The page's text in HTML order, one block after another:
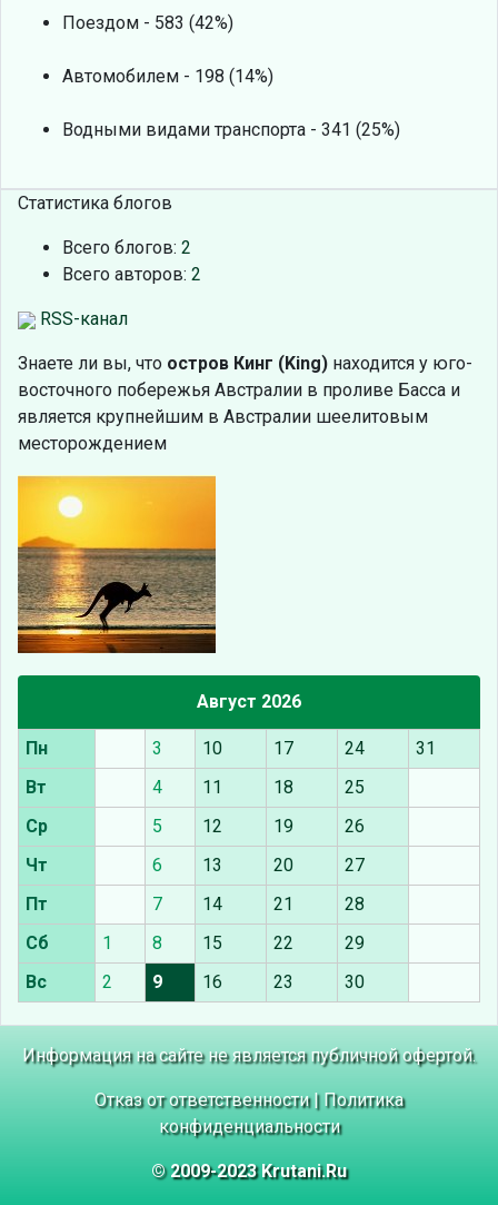
Поездом - 583 (42%)
Автомобилем - 198 (14%)
Водными видами транспорта - 341 (25%)
Статистика блогов
Всего блогов: 2
Всего авторов: 2
RSS-канал
Знаете ли вы, что остров Кинг (King) находится у юго-
восточного побережья Австралии в проливе Басса и
является крупнейшим в Австралии шеелитовым
месторождением
Август 2026
Пн 3 10 17 24
31
Вт
4 11 18
25
Ср
5 12 19
26
Чт
6 13 20
27
Пт
7 14 21
28
Сб
1 8 15 22
29
Вс
2 9 16 23 30
Информация на сайте не является публичной офертой.
Отказ от ответственности| Политика
конфиденциальности
© 2009-2023 Krutani.Ru